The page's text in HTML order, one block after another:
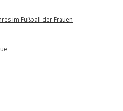
im Fußball der Frauen